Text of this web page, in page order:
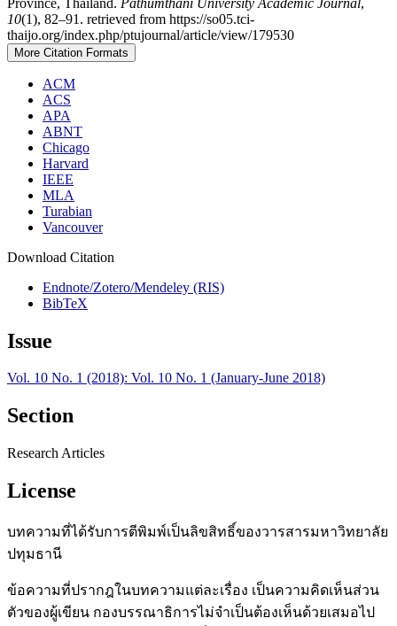
10(1), 82–91. retrieved from https://so05.tci-
thaijo.org/index.php/ptujournal/article/view/179530
More Citation Formats
ACM
ACS
APA
ABNT
Chicago
Harvard
IEEE
MLA
Turabian
Vancouver
Download Citation
Endnote/Zotero/Mendeley (RIS)
BibTeX
Issue
Vol. 10 No. 1 (2018): Vol. 10 No. 1 (January-June 2018)
Section
Research Articles
License
บทความที่ได้รับการตีพิมพ์เป็นลิขสิทธิ์ของวารสารมหาวิทยาลัย
ปทุมธานี
ข้อความที่ปรากฎในบทความแต่ละเรื่อง เป็นความคิดเห็นส่วน
ตัวของผู้เขียน กองบรรณาธิการไม่จำเป็นต้องเห็นด้วยเสมอไป